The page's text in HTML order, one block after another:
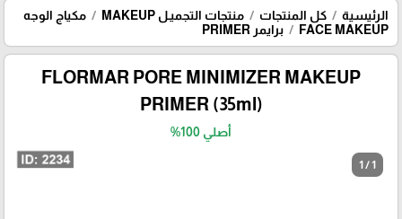
الرئيسية كل المنتجات منتجات التجميـل MAKEUP
مكياج الوجه
FACE MAKEUP
برايمر PRIMER
FLORMAR PORE MINIMIZER MAKEUP
PRIMER (35ml)
أصلي 100%
1 / 1